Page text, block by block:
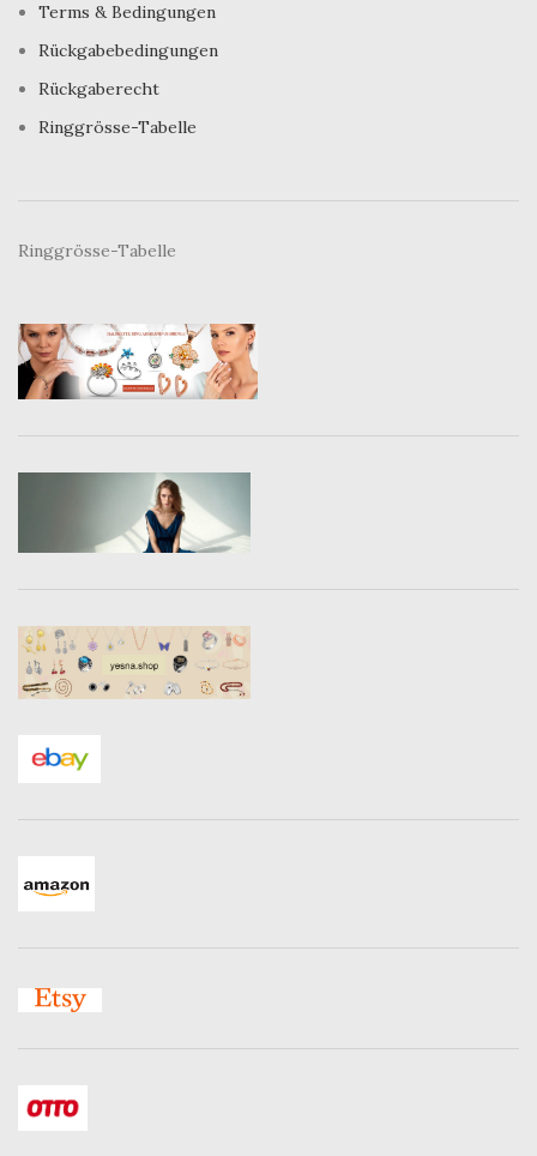
Terms & Bedingungen
Rückgabebedingungen
Rückgaberecht
Ringgrösse-Tabelle
Ringgrösse-Tabelle